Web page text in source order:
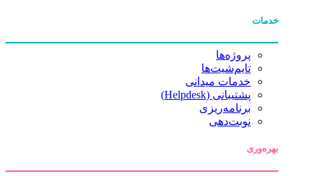
خدمات
پروژه‌ها
تایم‌شیت‌ها
خدمات میدانی
پشتیبانی (Helpdesk)
برنامه‌ریزی
نوبت‌دهی
بهره‌وری